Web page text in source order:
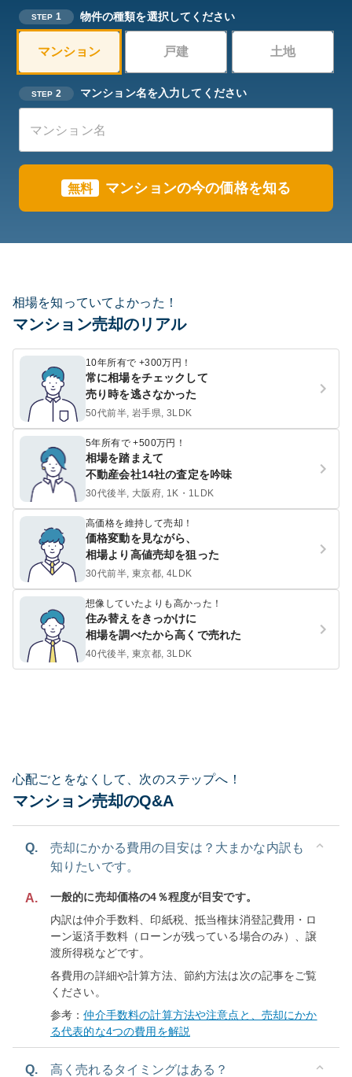
STEP 1 物件の種類を選択してください
マンション 戸建 土地
STEP 2 マンション名を入力してください
無料 マンションの今の価格を知る
相場を知っていてよかった！
マンション売却のリアル
10年所有で +300万円！
常に相場をチェックして
売り時を逃さなかった
50代前半, 岩手県, 3LDK
5年所有で +500万円！
相場を踏まえて
不動産会社14社の査定を吟味
30代後半, 大阪府, 1K・1LDK
高価格を維持して売却！
価格変動を見ながら、
相場より高値売却を狙った
30代前半, 東京都, 4LDK
想像していたよりも高かった！
住み替えをきっかけに
相場を調べたから高くで売れた
40代後半, 東京都, 3LDK
心配ごとをなくして、次のステップへ！
マンション売却のQ&A
Q.
売却にかかる費用の目安は？大まかな内訳も
知りたいです。
A.
一般的に売却価格の4％程度が目安です。
内訳は仲介手数料、印紙税、抵当権抹消登記費用・ロ
ーン返済手数料（ローンが残っている場合のみ）、譲
渡所得税などです。
各費用の詳細や計算方法、節約方法は次の記事をご覧
ください。
参考：仲介手数料の計算方法や注意点と、売却にかか
る代表的な4つの費用を解説
Q. 高く売れるタイミングはある？